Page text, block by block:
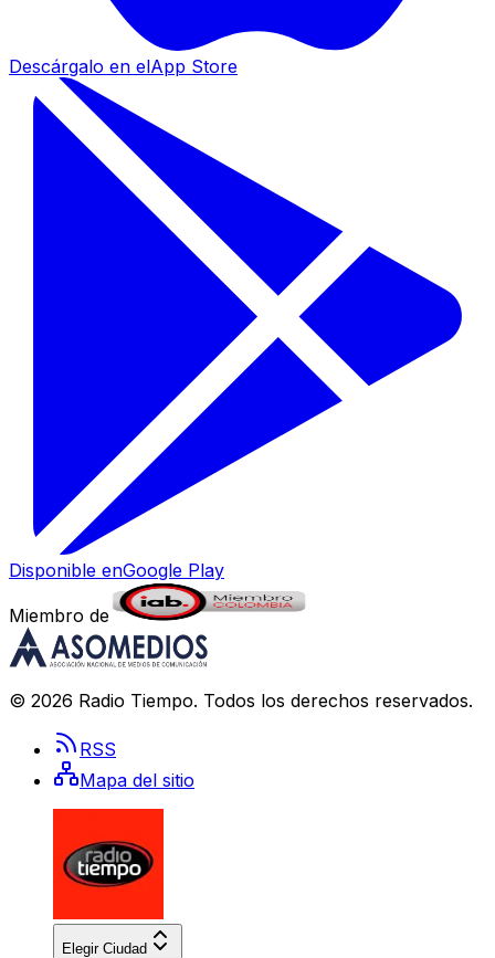
Descárgalo en elApp Store
Disponible enGoogle Play
Miembro de
© 2026 Radio Tiempo. Todos los derechos reservados.
RSS
Mapa del sitio
Elegir Ciudad